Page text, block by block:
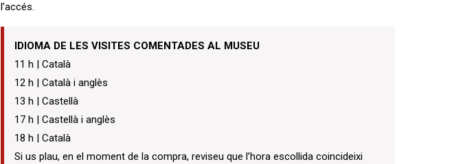
l’accés.
IDIOMA DE LES VISITES COMENTADES AL MUSEU
11 h | Català
12 h | Català i anglès
13 h | Castellà
17 h | Castellà i anglès
18 h | Català
Si us plau, en el moment de la compra, reviseu que l’hora escollida coincideixi